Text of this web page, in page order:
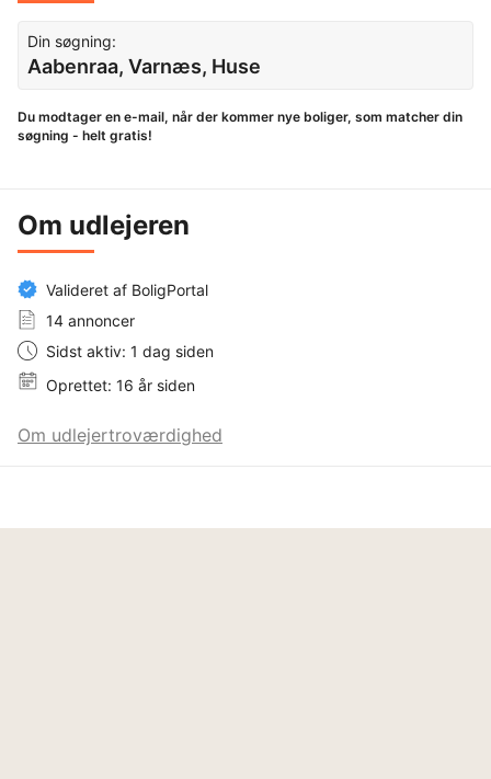
Din søgning:
Aabenraa, Varnæs, Huse
Du modtager en e-mail, når der kommer nye boliger, som matcher din
søgning - helt gratis!
Om udlejeren
Valideret af BoligPortal
14 annoncer
Sidst aktiv: 1 dag siden
Oprettet: 16 år siden
Om udlejertroværdighed